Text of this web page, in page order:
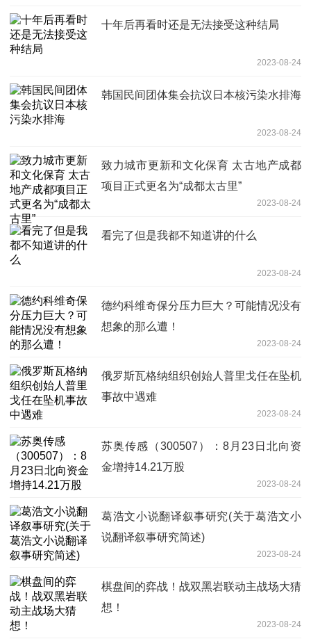
十年后再看时还是无法接受这种结局
2023-08-24
韩国民间团体集会抗议日本核污染水排海
2023-08-24
致力城市更新和文化保育 太古地产成都
项目正式更名为“成都太古里”
2023-08-24
看完了但是我都不知道讲的什么
2023-08-24
德约科维奇保分压力巨大？可能情况没有
想象的那么遭！
2023-08-24
俄罗斯瓦格纳组织创始人普里戈任在坠机
事故中遇难
2023-08-24
苏奥传感（300507）：8月23日北向资
金增持14.21万股
2023-08-24
葛浩文小说翻译叙事研究(关于葛浩文小
说翻译叙事研究简述)
2023-08-24
棋盘间的弈战！战双黑岩联动主战场大猜
想！
2023-08-24